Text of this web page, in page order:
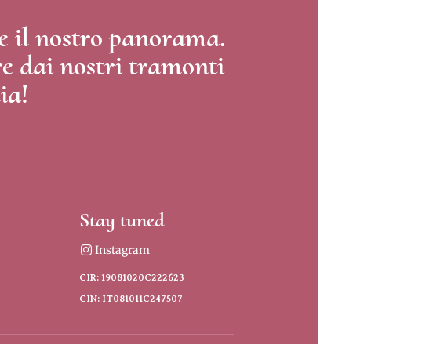
il nostro panorama.
dai nostri tramonti
Stay tuned
Instagram
CIR: 19081020C222623
CIN: IT081011C247507